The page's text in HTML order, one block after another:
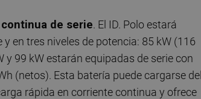
de serie. El ID. Polo estará
en tres niveles de potencia: 85 kW (116
y 99 kW estarán equipadas de serie con
(netos). Esta batería puede cargarse
rápida en corriente continua y ofrece